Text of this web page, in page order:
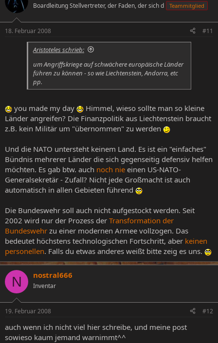
Boardleitung Stellvertreter, der Faden, der sich d Teammitglied
18. Februar 2008 #11
Aristoteles schrieb:
um Angriffskriege auf schwächere europäische Länder
führen zu können - so wie Liechtenstein, Andorra, etc
pp.
you made my day
Himmel, wieso sollte man so kleine
Länder angreifen? Die Finanzpolitik aus Liechtenstein braucht
z.B. kein Militär um "übernommen" zu werden
Und die NATO untersteht keinem Land. Es ist ein "einfaches"
Bündnis mehrerer Länder die sich gegenseitig defensiv helfen
möchten. Es gab btw. auch noch nie einen US-NATO-
Generalsekretär - Zufall? Nicht jede Großmacht ist auch
automatisch in allen Gebieten führend
Die Bundeswehr soll auch nicht aufgestockt werden. Seit
2002 wird nur der Prozess der Transformation der
Bundeswehr zu einer modernen Armee vollzogen. Das
bedeutet höchstens technologischen Fortschritt, aber keinen
personellen. Falls du etwas anderes weißt bitte zeig es uns.
N nostral666
Inventar
19. Februar 2008 #12
auch wenn ich nicht viel hier schreibe, und meine post
sowieso kaum jemand warnimmt^^